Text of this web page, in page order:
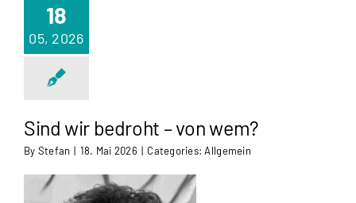
18
05, 2026
Sind wir bedroht – von wem?
By Stefan | 18. Mai 2026 | Categories:Allgemein